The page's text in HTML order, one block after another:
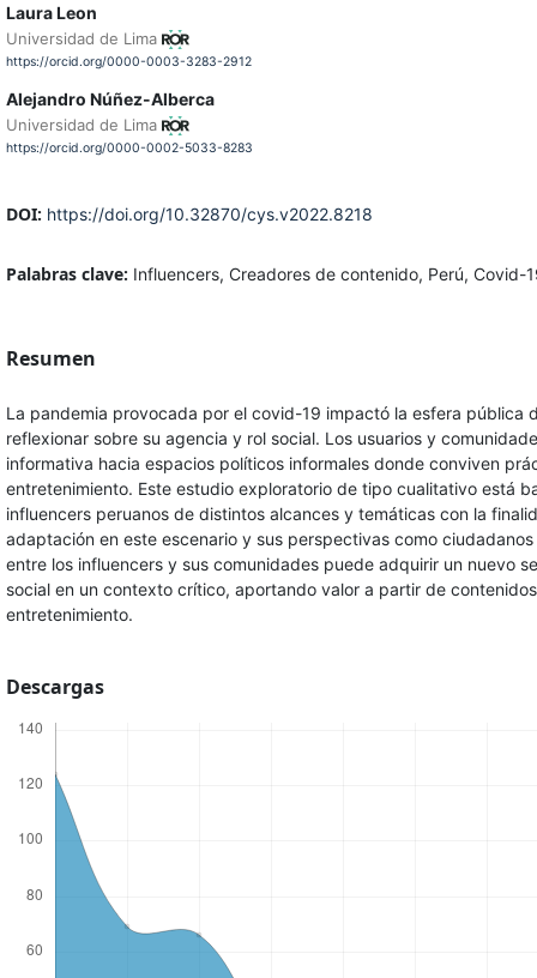
Laura Leon
Universidad de Lima
https://orcid.org/0000-0003-3283-2912
Alejandro Núñez-Alberca
Universidad de Lima
https://orcid.org/0000-0002-5033-8283
DOI: https://doi.org/10.32870/cys.v2022.8218
Palabras clave: Influencers, Creadores de contenido, Perú, Covid-
Resumen
La pandemia provocada por el covid-19 impactó la esfera pública
reflexionar sobre su agencia y rol social. Los usuarios y
informativa hacia espacios políticos informales donde conviven
entretenimiento. Este estudio exploratorio de tipo cualitativo está
influencers peruanos de distintos alcances y temáticas con la
adaptación en este escenario y sus perspectivas como
entre los influencers y sus comunidades puede adquirir un nuevo
social en un contexto crítico, aportando valor a partir de
entretenimiento.
Descargas